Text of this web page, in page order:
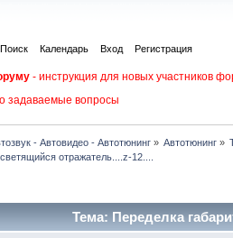
Поиск Календарь Вход Регистрация
- инструкция для новых участников
задаваемые вопросы
- Автовидео - Автотюнинг» Автотюнинг»
отражатель....z-12....
Тема: Переделка